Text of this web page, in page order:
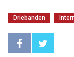
Driebanden